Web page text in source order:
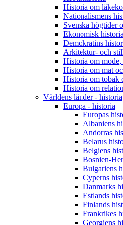
Historia om
Nationalismens
Svenska högtider
Ekonomisk historia
Demokratins
Arkitektur- och
Historia om mode,
Historia om mat
Historia om tobak
Historia om
Världens länder - historia
Europa - historia
Europas
Albaniens
Andorras
Belarus
Belgiens
Bosnien-
Bulgariens
Cyperns
Danmarks
Estlands
Finlands
Frankrikes
Georgiens